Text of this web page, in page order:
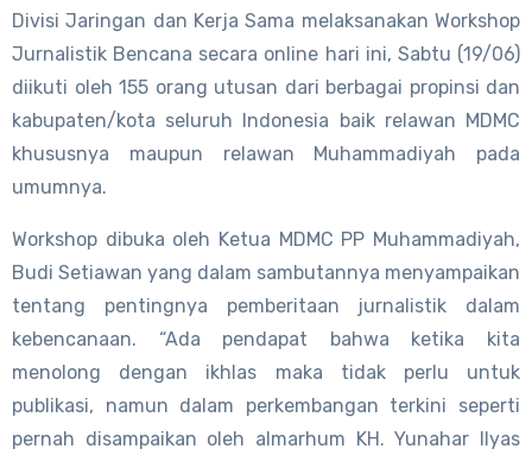
Divisi Jaringan dan Kerja Sama melaksanakan Workshop
Jurnalistik Bencana secara online hari ini, Sabtu (19/06)
diikuti oleh 155 orang utusan dari berbagai propinsi dan
kabupaten/kota seluruh Indonesia baik relawan MDMC
khususnya maupun relawan Muhammadiyah pada
umumnya.
Workshop dibuka oleh Ketua MDMC PP Muhammadiyah,
Budi Setiawan yang dalam sambutannya menyampaikan
tentang pentingnya pemberitaan jurnalistik dalam
kebencanaan. “Ada pendapat bahwa ketika kita
menolong dengan ikhlas maka tidak perlu untuk
publikasi, namun dalam perkembangan terkini seperti
pernah disampaikan oleh almarhum KH. Yunahar Ilyas